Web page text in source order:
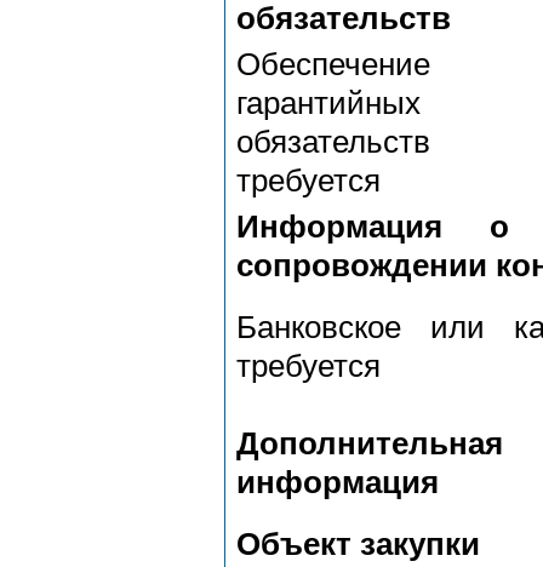
обязательств
Обеспечение
гарантийных
обязательств
требуется
Информация о
сопровождении
Банковское или
требуется
Дополнительная
информация
Объект закупки